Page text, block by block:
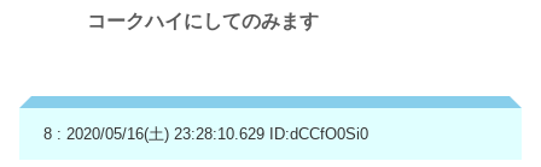
コークハイにしてのみます
8 : 2020/05/16(土) 23:28:10.629 ID:dCCfO0Si0